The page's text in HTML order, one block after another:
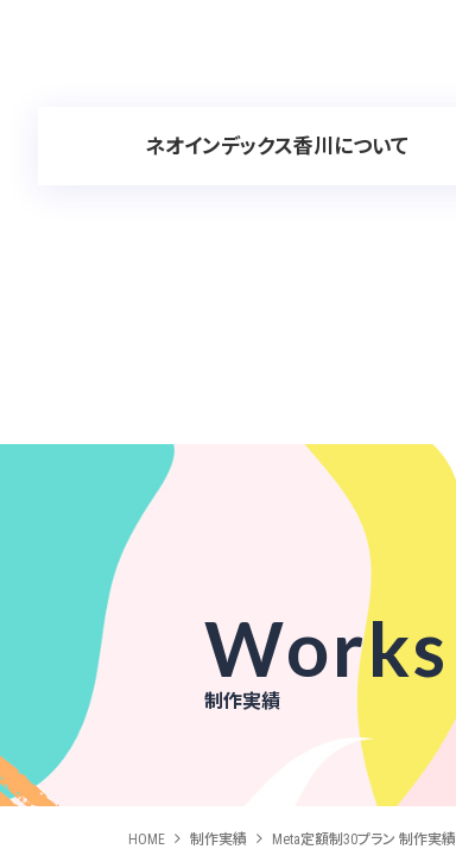
ネオインデックス香川について
Works
制作実績
HOME 制作実績 Meta定額制30プラン 制作実績